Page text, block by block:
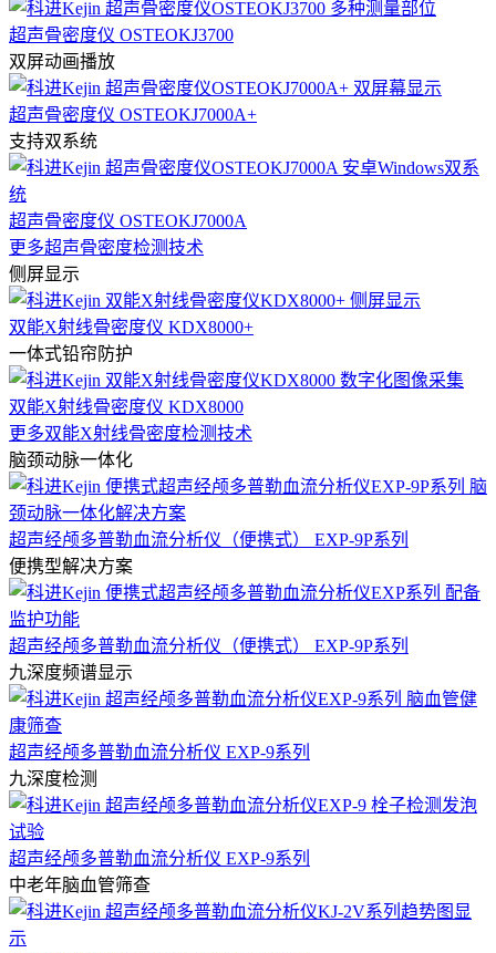
超声骨密度仪 OSTEOKJ3700
双屏动画播放
超声骨密度仪 OSTEOKJ7000A+
支持双系统
超声骨密度仪 OSTEOKJ7000A
更多超声骨密度检测技术
侧屏显示
双能X射线骨密度仪 KDX8000+
一体式铅帘防护
双能X射线骨密度仪 KDX8000
更多双能X射线骨密度检测技术
脑颈动脉一体化
超声经颅多普勒血流分析仪（便携式） EXP-9P系列
便携型解决方案
超声经颅多普勒血流分析仪（便携式） EXP-9P系列
九深度频谱显示
超声经颅多普勒血流分析仪 EXP-9系列
九深度检测
超声经颅多普勒血流分析仪 EXP-9系列
中老年脑血管筛查